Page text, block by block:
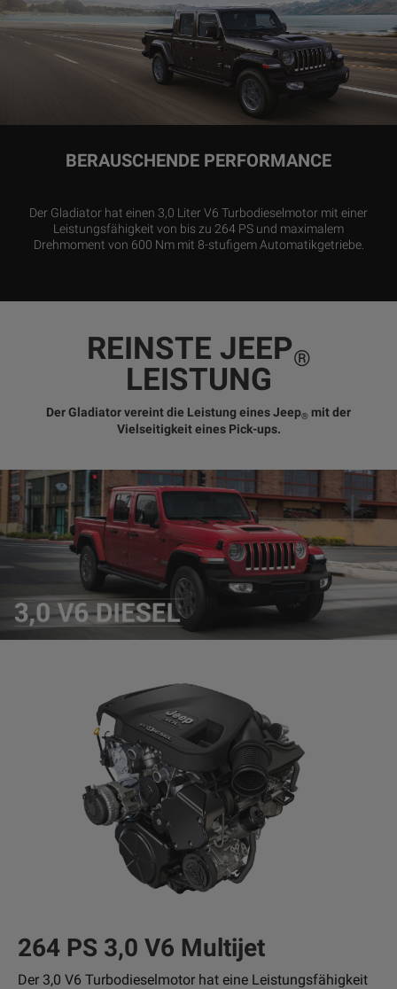
BERAUSCHENDE PERFORMANCE
Der Gladiator hat einen 3,0 Liter V6 Turbodieselmotor mit einer
Leistungsfähigkeit von bis zu 264 PS und maximalem
Drehmoment von 600 Nm mit 8-stufigem Automatikgetriebe.
REINSTE JEEP®
LEISTUNG
Der Gladiator vereint die Leistung eines Jeep® mit der
Vielseitigkeit eines Pick-ups.
264 PS 3,0 V6 Multijet
Der 3,0 V6 Turbodieselmotor hat eine Leistungsfähigkeit